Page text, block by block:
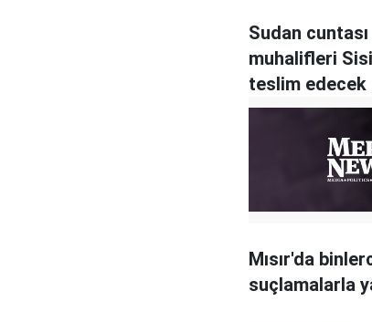
Sudan cuntası
muhalifleri
teslim edecek
Mısır'da
suçlamalarla